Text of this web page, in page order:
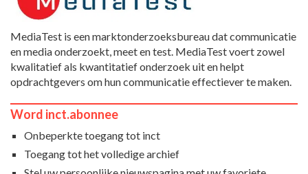
MediaTest is een marktonderzoeksbureau dat communicatie
en media onderzoekt, meet en test. MediaTest voert zowel
kwalitatief als kwantitatief onderzoek uit en helpt
opdrachtgevers om hun communicatie effectiever te maken.
Word inct.abonnee
Onbeperkte toegang tot inct
Toegang tot het volledige archief